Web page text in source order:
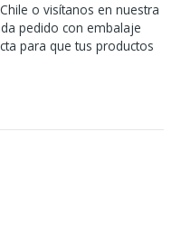
o visítanos en nuestra
pedido con embalaje
para que tus productos